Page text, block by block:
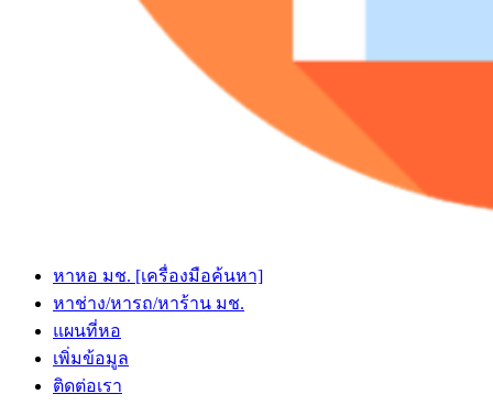
หาหอ มช. [เครื่องมือค้นหา]
หาช่าง/หารถ/หาร้าน มช.
แผนที่หอ
เพิ่มข้อมูล
ติดต่อเรา